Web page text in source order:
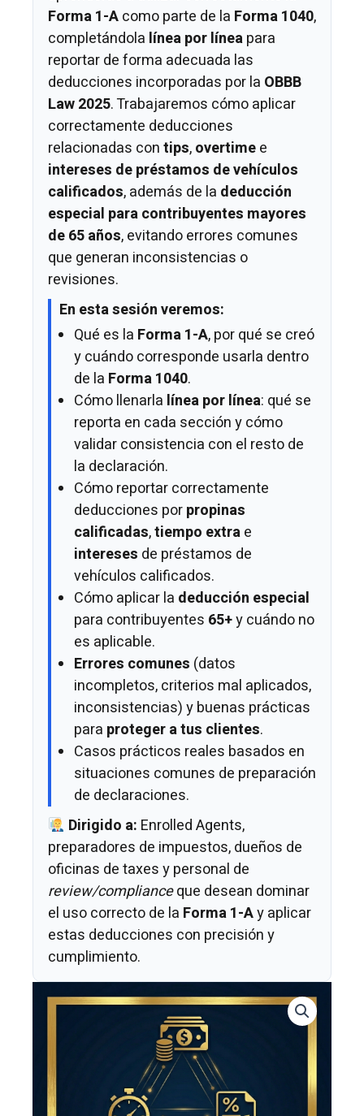
Forma 1-Acomo parte de la Forma 1040,
completándola línea por líneapara
reportar de forma adecuada las
deducciones incorporadas por la OBBB
Law 2025. Trabajaremos cómo aplicar
correctamente deducciones
relacionadas contips,overtimee
intereses de préstamos de vehículos
calificados, además de la deducción
especial para contribuyentes mayores
de 65 años, evitando errores comunes
que generan inconsistencias o
revisiones.
En esta sesión veremos:
Qué es la Forma 1-A, por qué se creó
y cuándo corresponde usarla dentro
de la Forma 1040.
Cómo llenarla línea por línea: qué se
reporta en cada sección y cómo
validar consistencia con el resto de
la declaración.
Cómo reportar correctamente
deducciones porpropinas
calificadas,tiempo extrae
intereses de préstamos de
vehículos calificados.
Cómo aplicar la deducción especial
para contribuyentes 65+y cuándo no
es aplicable.
Errores comunes (datos
incompletos, criterios mal aplicados,
inconsistencias) y buenas prácticas
para proteger a tus clientes.
Casos prácticos reales basados en
situaciones comunes de preparación
de declaraciones.
Dirigido a: Enrolled Agents,
preparadores de impuestos, dueños de
oficinas de taxes y personal de
review/complianceque desean dominar
el uso correcto de la Forma 1-Ay aplicar
estas deducciones con precisión y
cumplimiento.